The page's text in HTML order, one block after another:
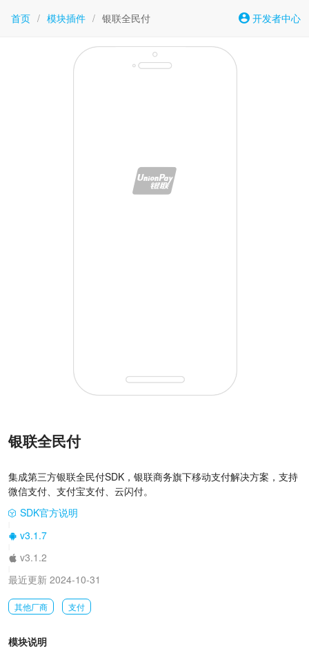
首页 / 模块插件 / 银联全民付 开发者中心
银联全民付
集成第三方银联全民付SDK，银联商务旗下移动支付解决方案，支持
微信支付、支付宝支付、云闪付。
SDK官方说明
v3.1.7
v3.1.2
最近更新 2024-10-31
其他厂商 支付
模块说明